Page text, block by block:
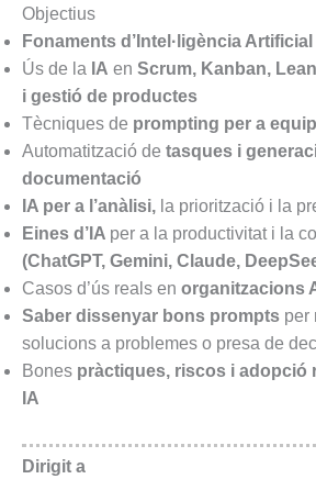
Objectius
Fonaments d’Intel·ligència Artificial
Ús de la IA en Scrum, Kanban,
i gestió de productes
Tècniques de prompting per a
Automatització de tasques i
documentació
IA per a l’anàlisi, la priorització i la
Eines d’IA per a la productivitat i la
(ChatGPT, Gemini, Claude,
Casos d’ús reals en organitzacions
Saber dissenyar bons prompts per
solucions a problemes o presa de
Bones pràctiques, riscos i adopció
IA
Dirigit a